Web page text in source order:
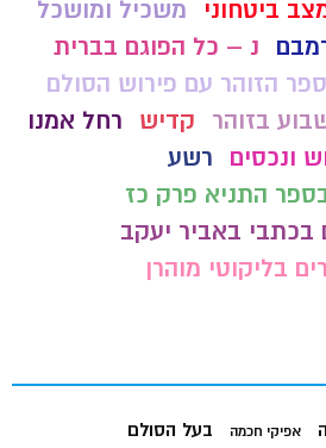
ביטחוני
משכיל ומושכל
נ – כל הפוגם בברית
ספר הזוהר עם פירוש הסולם
בזוהר קדיש
רחל אמנו
ונכסים
רשע
התניא פרק כז
בכתבי באביר יעקב
בליקוטי מוהרן
אפיקי חכמה בעל הסולם